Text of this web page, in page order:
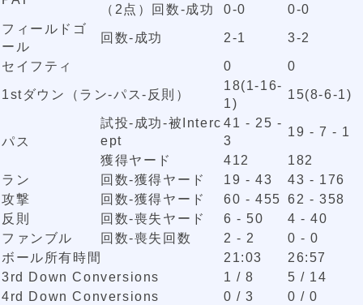
（2点）回数-成功
0-0
0-0
フィールドゴ
ール
回数-成功 2-1 3-2
セイフティ 0 0
1stダウン（ラン-パス-反則）
18(1-16-
1)
15(8-6-1)
パス
試投-成功-被Interc
ept
41 - 25 -
3
19 - 7 - 1
獲得ヤード 412
182
ラン
回数-獲得ヤード 19 - 43
43 - 176
攻撃
回数-獲得ヤード 60 - 455 62 - 358
反則
回数-喪失ヤード 6 - 50
4 - 40
ファンブル
回数-喪失回数 2 - 2
0 - 0
ボール所有時間
21:03
26:57
3rd Down Conversions
1 / 8
5 / 14
4rd Down Conversions
0 / 3 0 / 0